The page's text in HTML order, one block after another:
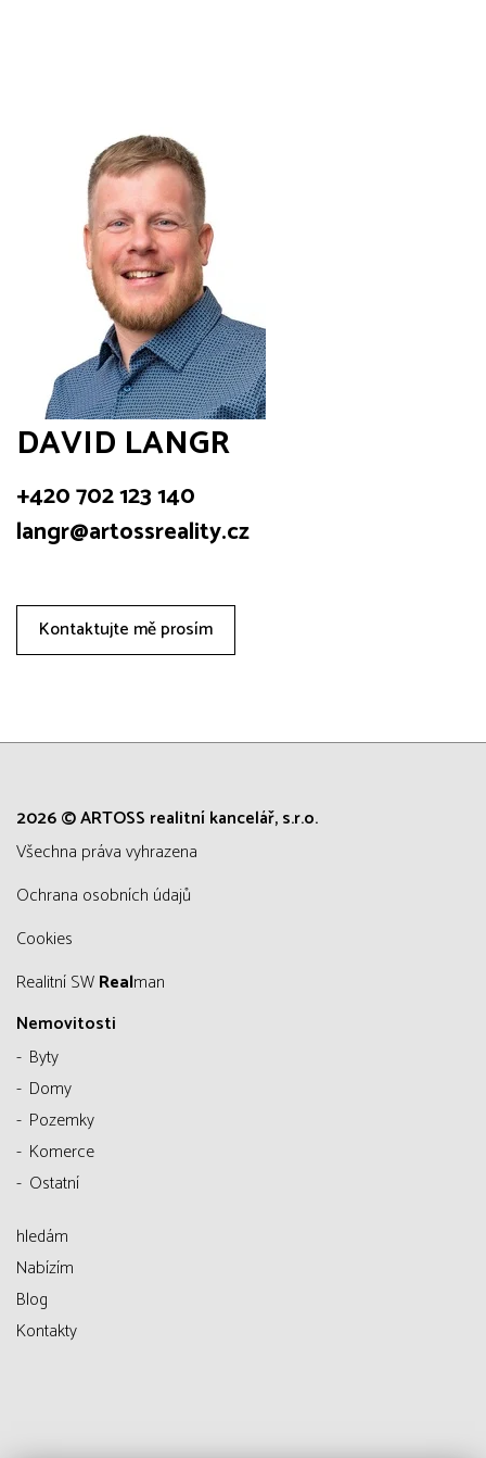
DAVID LANGR
+420 702 123 140
langr@artossreality.cz
Kontaktujte mě prosím
2026 © ARTOSS realitní kancelář, s.r.o.
všechna práva vyhrazena
Ochrana osobních údajů
Cookies
Realitní SWRealman
Nemovitosti
Byty
Domy
Pozemky
Komerce
Ostatní
hledám
Nabízím
Blog
Kontakty